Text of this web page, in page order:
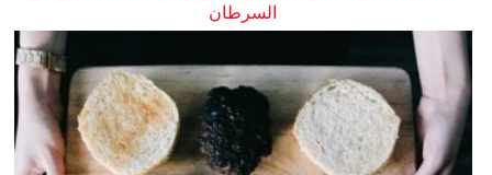
السرطان